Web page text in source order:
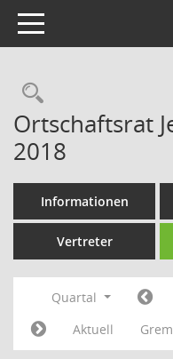
Toggle navigation
Ortschaftsrat
2018
Informationen
Vertreter
Quartal
Aktuell